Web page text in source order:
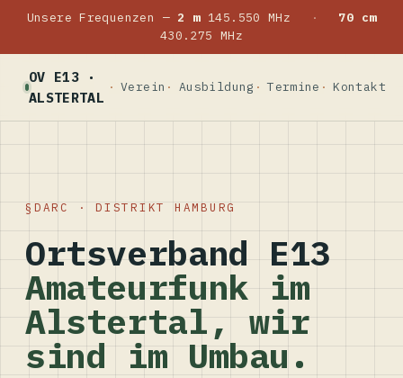
Unsere Frequenzen — 2 m145.550 MHz ·
70 cm
430.275 MHz
OV E13 ·
ALSTERTAL
Verein Ausbildung Termine Kontakt
DARC · DISTRIKT HAMBURG
Ortsverband E13
Amateurfunk im
Alstertal, wir
sind im Umbau.